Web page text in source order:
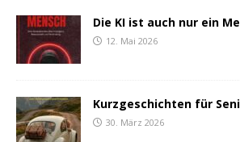
Die KI ist auch nur ein
12. Mai 2026
Kurzgeschichten für
30. März 2026